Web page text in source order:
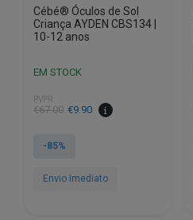
Cébé® Óculos de Sol
Criança AYDEN CBS134 |
10-12 anos
EM STOCK
PVPR
€67.00
O
original
€67.00.
€9.90
O
atual
€9.90.
-85%
Envio Imediato